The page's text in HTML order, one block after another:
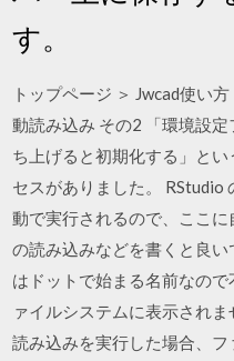
す。
トップページ ＞ Jwcad使い
動読み込み その2 「環境設
ち上げると初期化する」とい
セスがありました。 RStudio
動で実行されるので、ここ
の読み込みなどを書くと良
はドットで始まる名前なの
ァイルシステムに表示され
読み込みを実行した場合、